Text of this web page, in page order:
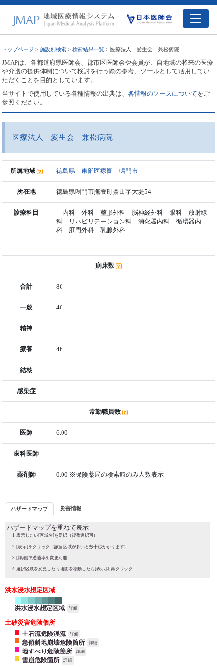
トップページ >施設別検索 >検索結果一覧 > 医療法人 愛生会 兼松病院
JMAPは、各都道府県医師会、郡市区医師会や会員が、自地域の将来の医療
や介護の提供体制について検討を行う際の参考、ツールとして活用してい
ただくことを目的としています。
当サイトで使用している各種情報の出典は、各情報のソースについてをご
参照ください。
医療法人 愛生会 兼松病院
所属地域 徳島県 ｜東部医療圏 ｜鳴門市
所在地 徳島県鳴門市撫養町斎田字大堤54
診療科目
内科 外科 整形外科 脳神経外科 眼科 放射線
科 リハビリテーション科 消化器内科 循環器内
科 肛門外科 乳腺外科
病床数
合計 86
一般 40
精神
療養 46
結核
感染症
常勤職員数
医師 6.00
歯科医師
薬剤師 0.00 ※保険薬局の検索時のみ人数表示
ハザードマップ 災害情報
ハザードマップを重ねて表示
表示したい[区域名]を選択（複数選択可）
[表示]をクリック（該当区域が多いと数十秒かかります）
[詳細]で透過率を変更可能
選択区域を変更したり地図を移動したら[表示]を再クリック
洪水浸水想定区域
洪水浸水想定区域 詳細
土砂災害危険個所
土石流危険渓流
詳細
急傾斜地崩壊危険箇所 詳細
地すべり危険箇所 詳細
雪崩危険箇所 詳細